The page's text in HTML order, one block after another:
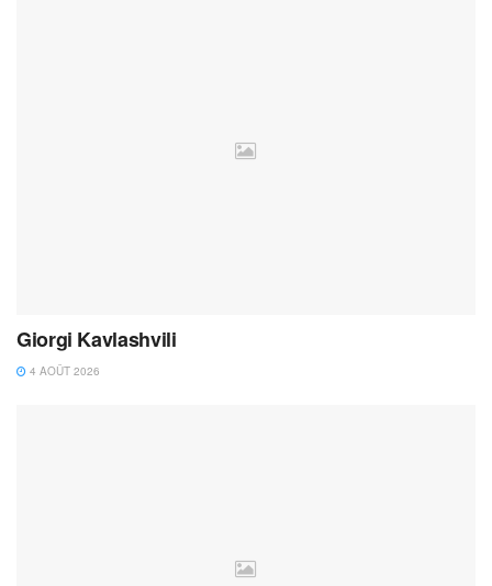
Giorgi Kavlashvili
4 AOÛT 2026